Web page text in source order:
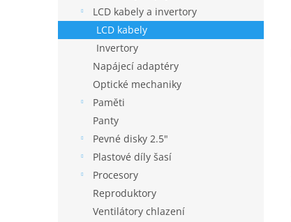
LCD kabely a invertory
LCD kabely
Invertory
Napájecí adaptéry
Optické mechaniky
Paměti
Panty
Pevné disky 2.5"
Plastové díly šasí
Procesory
Reproduktory
Ventilátory chlazení